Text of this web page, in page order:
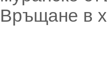
Връщане в